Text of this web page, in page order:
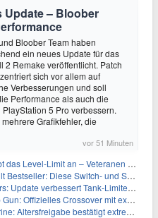
Update – Bloober
Bloober Team haben
ein neues Update für das
2 Remake veröffentlicht. Patch
sich vor allem auf
Verbesserungen und soll
Performance als auch die
5 Pro verbessern.
Grafikfehler, die
vor 51 Minuten
an – Veteranen können endlich weiter aufsteigen
Switch- und Switch-2-Spiele verkaufen sich am besten
verbessert Tank-Limiter und behebt Bugs
Crossover mit exklusiven Inhalten angekündigt
bestätigt extreme Gewalt und düstere Szenen